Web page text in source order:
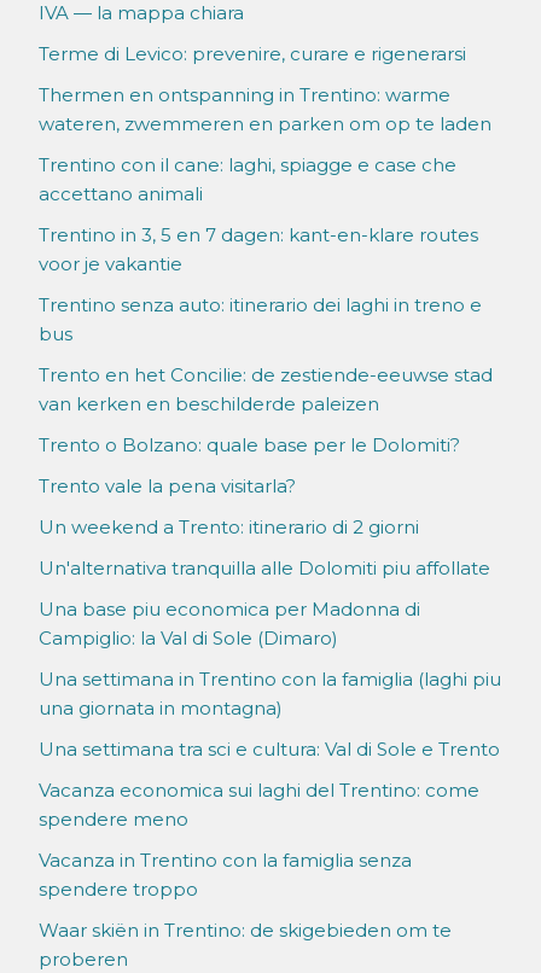
IVA — la mappa chiara
Terme di Levico: prevenire, curare e rigenerarsi
Thermen en ontspanning in Trentino: warme
wateren, zwemmeren en parken om op te laden
Trentino con il cane: laghi, spiagge e case che
accettano animali
Trentino in 3, 5 en 7 dagen: kant-en-klare routes
voor je vakantie
Trentino senza auto: itinerario dei laghi in treno e
bus
Trento en het Concilie: de zestiende-eeuwse stad
van kerken en beschilderde paleizen
Trento o Bolzano: quale base per le Dolomiti?
Trento vale la pena visitarla?
Un weekend a Trento: itinerario di 2 giorni
Un'alternativa tranquilla alle Dolomiti piu affollate
Una base piu economica per Madonna di
Campiglio: la Val di Sole (Dimaro)
Una settimana in Trentino con la famiglia (laghi piu
una giornata in montagna)
Una settimana tra sci e cultura: Val di Sole e Trento
Vacanza economica sui laghi del Trentino: come
spendere meno
Vacanza in Trentino con la famiglia senza
spendere troppo
Waar skiën in Trentino: de skigebieden om te
proberen